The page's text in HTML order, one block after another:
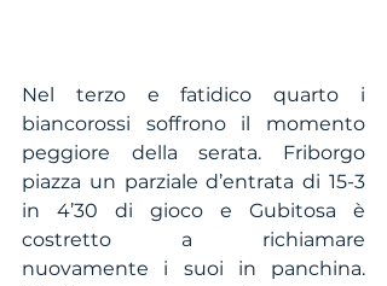
Nel terzo e fatidico quarto i
biancorossi soffrono il momento
peggiore della serata. Friborgo
piazza un parziale d’entrata di 15-3
in 4’30 di gioco e Gubitosa è
costretto a richiamare
nuovamente i suoi in panchina.